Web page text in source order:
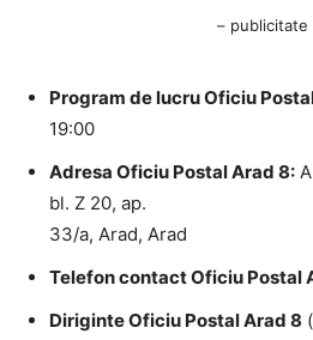
– publicitate
Program de lucru Oficiu
19:00
Adresa Oficiu Postal Arad 8:
bl. Z 20, ap.
33/a, Arad, Arad
Telefon contact Oficiu Postal
Diriginte Oficiu Postal Arad 8